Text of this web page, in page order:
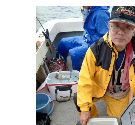
c
e
b
o
o
k
e